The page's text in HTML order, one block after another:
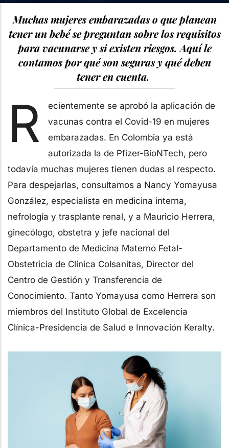
Muchas mujeres embarazadas o que planean
tener un bebé se preguntan sobre los requisitos
para vacunarse y si existen riesgos. Aquí le
contamos por qué son seguras y qué deben
tener en cuenta.
R
ecientemente se aprobó la aplicación de
vacunas contra el Covid-19 en mujeres
embarazadas. En Colombia ya está
autorizada la de Pfizer-BioNTech, pero
todavía muchas mujeres tienen dudas al respecto.
Para despejarlas, consultamos a Nancy Yomayusa
González, especialista en medicina interna,
nefrología y trasplante renal, y a Mauricio Herrera,
ginecólogo, obstetra y jefe nacional del
Departamento de Medicina Materno Fetal-
Obstetricia de Clínica Colsanitas, Director del
Centro de Gestión y Transferencia de
Conocimiento. Tanto Yomayusa como Herrera son
miembros del Instituto Global de Excelencia
Clínica-Presidencia de Salud e Innovación Keralty.